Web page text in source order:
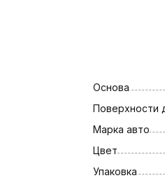
Основа
Поверхности
Марка авто
Цвет
Упаковка